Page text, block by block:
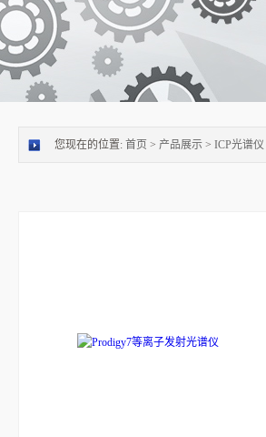
您现在的位置: 首页 > 产品展示 > ICP光谱仪